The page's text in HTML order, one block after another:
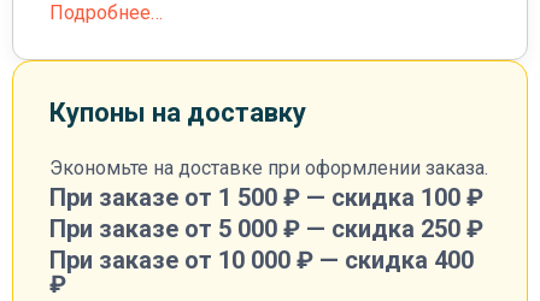
Подробнее…
Купоны на доставку
Экономьте на доставке при оформлении заказа.
При заказе от 1 500 ₽ — скидка 100 ₽
При заказе от 5 000 ₽ — скидка 250 ₽
При заказе от 10 000 ₽ — скидка 400
₽